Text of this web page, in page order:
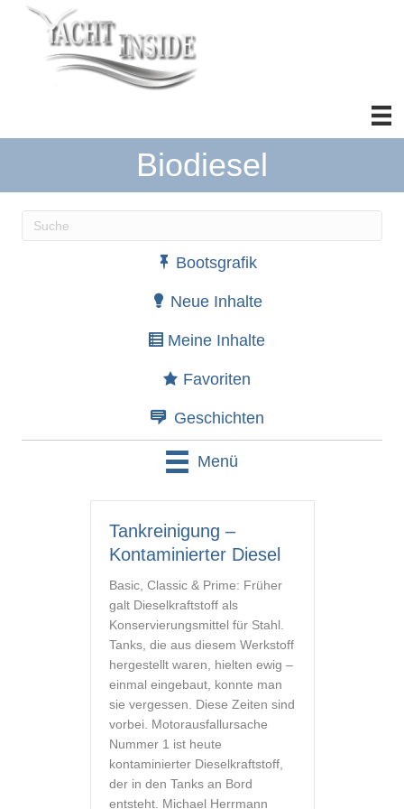
Biodiesel
Wenn die Ergebnisse der automatischen
Bootsgrafik
Neue Inhalte
Meine Inhalte
Favoriten
Geschichten
Menü
Tankreinigung –
Kontaminierter Diesel
Basic, Classic & Prime: Früher
galt Dieselkraftstoff als
Konservierungsmittel für Stahl.
Tanks, die aus diesem Werkstoff
hergestellt waren, hielten ewig –
einmal eingebaut, konnte man
sie vergessen. Diese Zeiten sind
vorbei. Motorausfallursache
Nummer 1 ist heute
kontaminierter Dieselkraftstoff,
der in den Tanks an Bord
entsteht. Michael Herrmann